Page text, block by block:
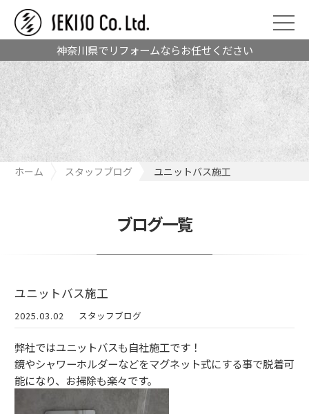
神奈川県でリフォームならお任せください
ホーム スタッフブログ ユニットバス施工
ブログ一覧
ユニットバス施工
2025.03.02 スタッフブログ
弊社ではユニットバスも自社施工です！
鏡やシャワーホルダーなどをマグネット式にする事で脱着可
能になり、お掃除も楽々です。